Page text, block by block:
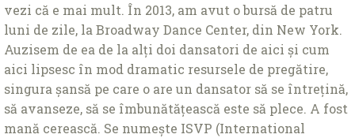
vezi că e mai mult. În 2013, am avut o bursă de patru
luni de zile, la Broadway Dance Center, din New York.
Auzisem de ea de la alți doi dansatori de aici și cum
aici lipsesc în mod dramatic resursele de pregătire,
singura șansă pe care o are un dansator să se întrețină,
să avanseze, să se îmbunătățească este să plece. A fost
mană cerească. Se numește ISVP (International